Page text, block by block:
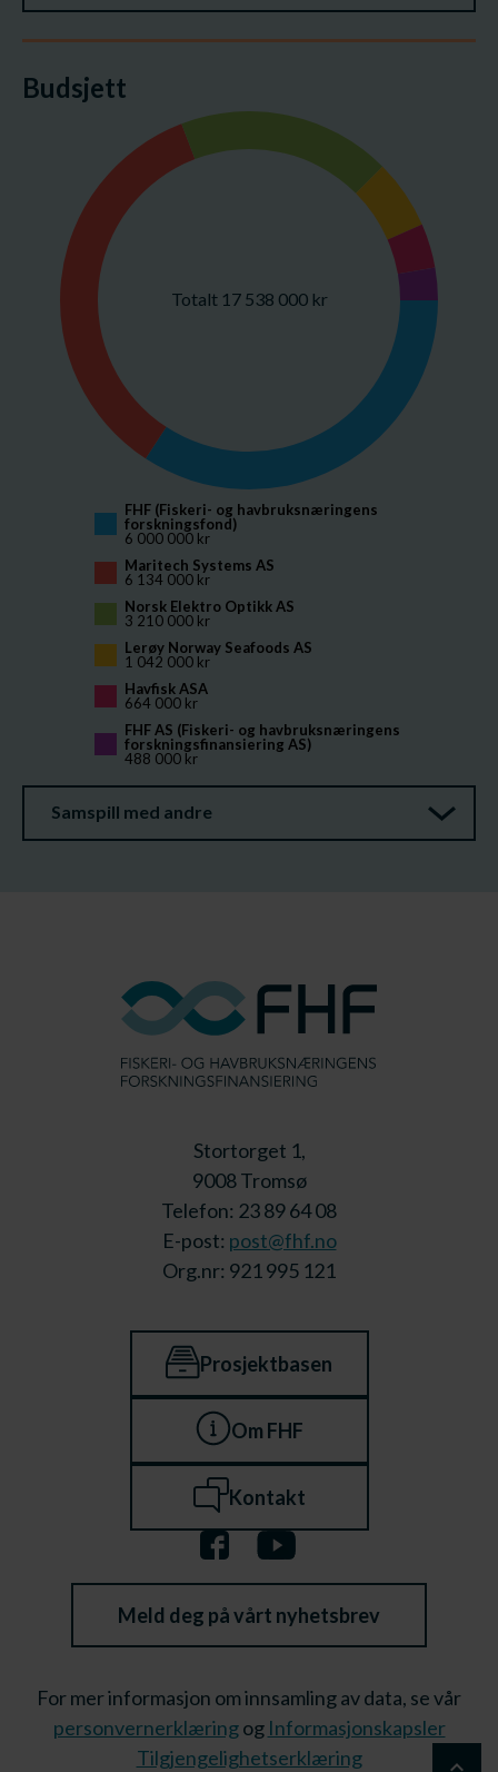
Budsjett
Totalt 17 538 000 kr
FHF (Fiskeri- og havbruksnæringens
forskningsfond)
6 000 000 kr
Maritech Systems AS
6 134 000 kr
Norsk Elektro Optikk AS
3 210 000 kr
Lerøy Norway Seafoods AS
1 042 000 kr
Havfisk ASA
664 000 kr
FHF AS (Fiskeri- og havbruksnæringens
forskningsfinansiering AS)
488 000 kr
Samspill med andre
Stortorget 1,
9008 Tromsø
Telefon: 23 89 64 08
E-post: post@fhf.no
Org.nr: 921 995 121
Prosjektbasen
Om FHF
Kontakt
Meld deg på vårt nyhetsbrev
For mer informasjon om innsamling av data, se vår
personvernerklæringog Informasjonskapsler
Tilgjengelighetserklæring